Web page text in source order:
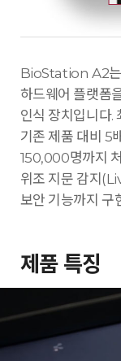
BioStation A2는
하드웨어 플랫폼
인식 장치입니다.
기존 제품 대비 5
150,000명까지
위조 지문 감지
보안 기능까지 구
제품 특징